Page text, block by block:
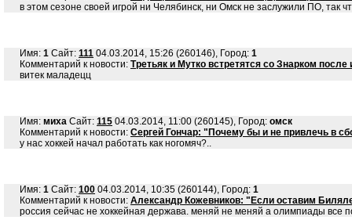
в этом сезоне своей игрой ни Челябинск, ни Омск не заслужили ПО, так
Имя: 1 Сайт: 111 04.03.2014, 15:26 (260146), Город: 1
Комментарий к новости: Третьяк и Мутко встретятся со Знарком
витек маладецц
Имя: миха Сайт: 115 04.03.2014, 11:00 (260145), Город: омск
Комментарий к новости: Сергей Гончар: "Почему бы и не привлечь в
у нас хоккей начал работать как ногомяч?..
Имя: 1 Сайт: 100 04.03.2014, 10:35 (260144), Город: 1
Комментарий к новости: Александр Кожевников: "Если оставим
россия сейчас не хоккейная держава. меняй не меняй а олимпиады все